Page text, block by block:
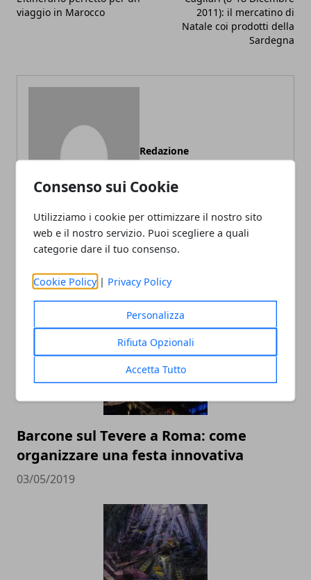
Consenso sui Cookie
Utilizziamo i cookie per ottimizzare il nostro sito
web e il nostro servizio. Puoi scegliere a quali
categorie dare il tuo consenso.
Cookie Policy | Privacy Policy
Personalizza
Rifiuta Opzionali
Accetta Tutto
viaggio in Marocco
2011): il mercatino di
Natale coi prodotti della
Sardegna
Redazione
ARTICOLI CORRELATI
Barcone sul Tevere a Roma: come
organizzare una festa innovativa
03/05/2019